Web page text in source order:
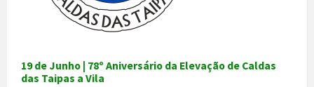
19 de Junho | 78º Aniversário da Elevação de Caldas
das Taipas a Vila